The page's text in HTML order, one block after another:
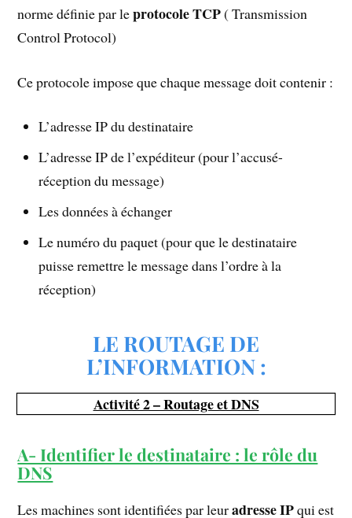
norme définie par leprotocole TCP( Transmission
Control Protocol)
Ce protocole impose que chaque message doit contenir :
L’adresse IP du destinataire
L’adresse IP de l’expéditeur (pour l’accusé-
réception du message)
Les données à échanger
Le numéro du paquet (pour que le destinataire
puisse remettre le message dans l’ordre à la
réception)
LE ROUTAGE DE
L’INFORMATION :
Activité 2 – Routage et DNS
A- Identifier le destinataire : le rôle du
DNS
Les machines sont identifiées par leuradresse IPqui est